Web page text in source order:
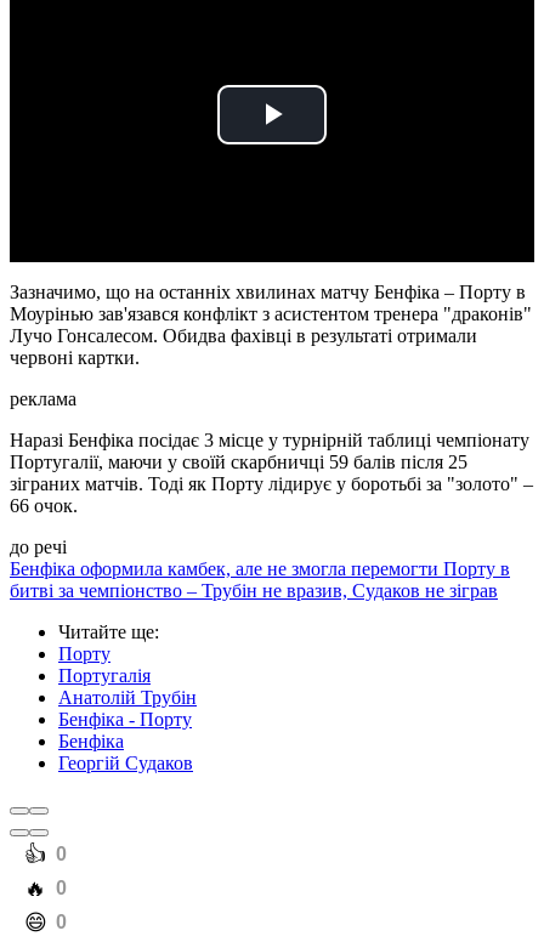
Play
Зазначимо, що на останніх хвилинах матчу Бенфіка – Порту в
Моурінью зав'язався конфлікт з асистентом тренера "драконів"
Лучо Гонсалесом. Обидва фахівці в результаті отримали
червоні картки.
реклама
Наразі Бенфіка посідає 3 місце у турнірній таблиці чемпіонату
Португалії, маючи у своїй скарбничці 59 балів після 25
зіграних матчів. Тоді як Порту лідирує у боротьбі за "золото" –
66 очок.
до речі
Бенфіка оформила камбек, але не змогла перемогти Порту в
битві за чемпіонство – Трубін не вразив, Судаков не зіграв
Читайте ще:
Порту
Португалія
Анатолій Трубін
Бенфіка - Порту
Бенфіка
Георгій Судаков
️👍 0
️🔥 0
️😄 0